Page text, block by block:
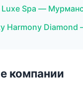
Luxe Spa —
Harmony Diamond
компании